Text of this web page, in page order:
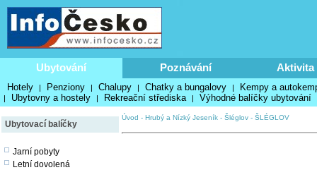
Ubytování Poznávání Aktivita
Hotely | Penziony | Chalupy | Chatky a bungalovy | Kempy a
| Ubytovny a hostely | Rekreační střediska | Výhodné balíčky ubytování
Ubytovací balíčky
Jarní pobyty
Letní dovolená
Úvod - Hrubý a Nízký Jeseník - Šléglov - ŠLÉGLOV